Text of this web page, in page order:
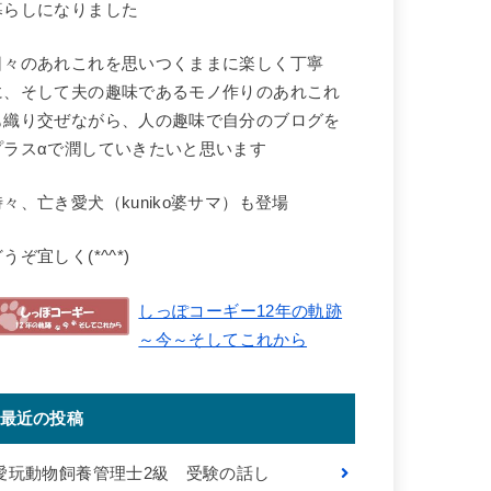
らしになりました
々のあれこれを思いつくままに楽しく丁寧
、そして夫の趣味であるモノ作りのあれこれ
織り交ぜながら、人の趣味で自分のブログを
ラスαで潤していきたいと思います
々、亡き愛犬（kuniko婆サマ）も登場
うぞ宜しく(*^^*)
しっぽコーギー12年の軌跡
～今～そしてこれから
最近の投稿
玩動物飼養管理士2級 受験の話し